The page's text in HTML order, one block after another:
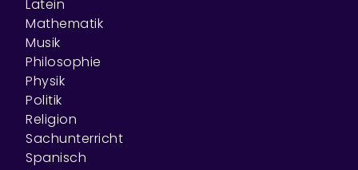
Latein
Mathematik
Musik
Philosophie
Physik
Politik
Religion
Sachunterricht
Spanisch